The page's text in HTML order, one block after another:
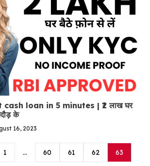
loan in 5 minutes | ₹2 लाख घर
के
16, 2023
1 … 60 61 62 63